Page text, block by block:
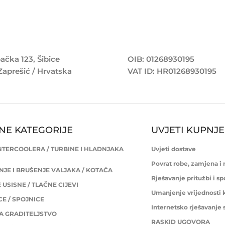
123, Šibice
/ Hrvatska
OIB: 01268930195
VAT ID: HR01268930195
KATEGORIJE
/ TURBINE I HLADNJAKA
I BRUŠENJE VALJAKA / KOTAČA
USISNE / TLAČNE CIJEVI
/ SPOJNICE
GRADITELJSTVO
UVJETI KUPNJE
Uvjeti dostave
Povrat robe, zamjena i
Rješavanje pritužbi i
Umanjenje vrijednosti
Internetsko rješavanje
RASKID UGOVORA